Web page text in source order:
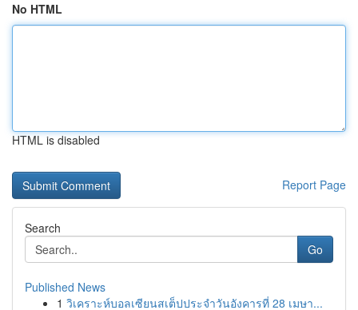
No HTML
HTML is disabled
Report Page
Search
Go
Published News
1 วิเคราะห์บอลเซียนสเต็ปประจำวันอังคารที่ 28 เมษา...